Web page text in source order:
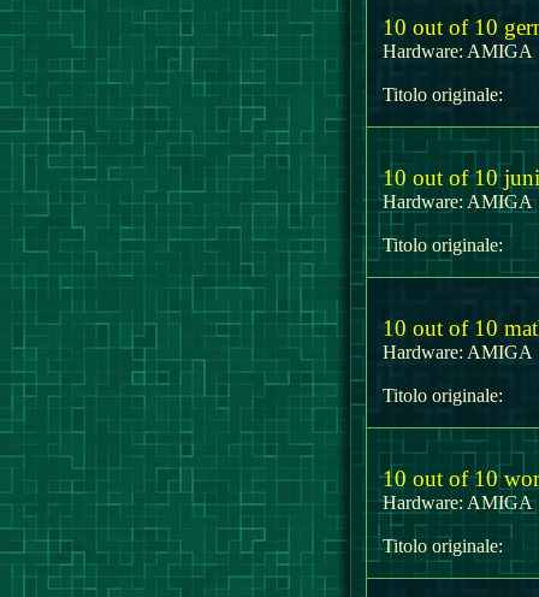
10 out of 10
Hardware:
Titolo originale:
10 out of 10
Hardware:
Titolo originale:
10 out of 10
Hardware:
Titolo originale:
10 out of 10
Hardware:
Titolo originale: